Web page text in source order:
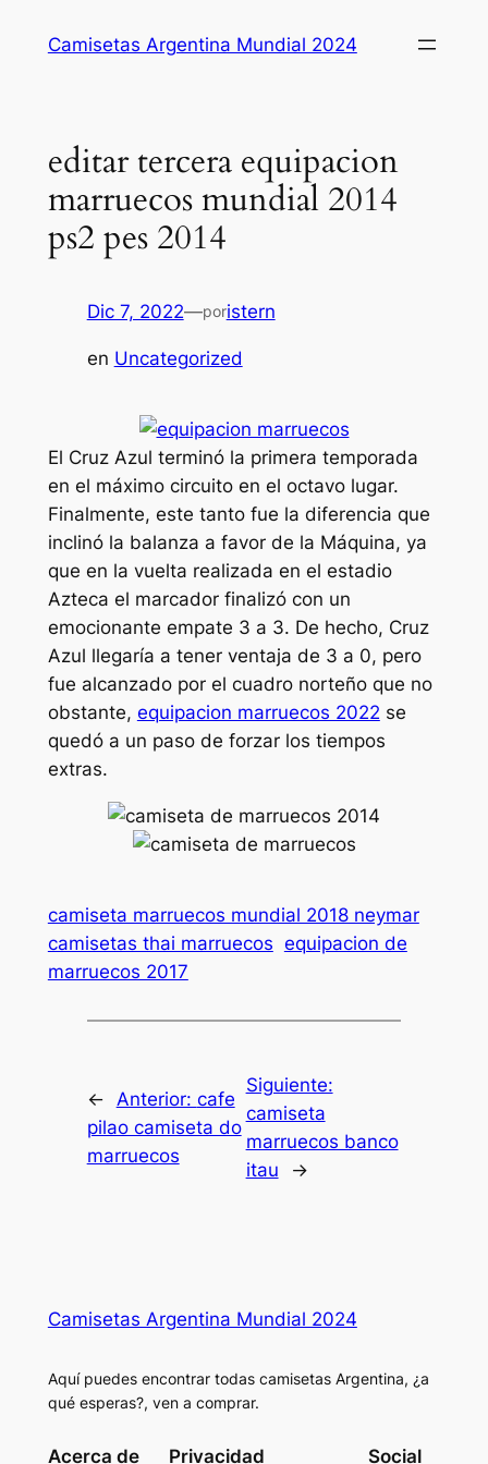
Camisetas Argentina Mundial 2024
editar tercera equipacion
marruecos mundial 2014
ps2 pes 2014
Dic 7, 2022—poristern
en Uncategorized
El Cruz Azul terminó la primera temporada
en el máximo circuito en el octavo lugar.
Finalmente, este tanto fue la diferencia que
inclinó la balanza a favor de la Máquina, ya
que en la vuelta realizada en el estadio
Azteca el marcador finalizó con un
emocionante empate 3 a 3. De hecho, Cruz
Azul llegaría a tener ventaja de 3 a 0, pero
fue alcanzado por el cuadro norteño que no
obstante, equipacion marruecos 2022 se
quedó a un paso de forzar los tiempos
extras.
camiseta marruecos mundial 2018 neymar
camisetas thai marruecos equipacion de
marruecos 2017
← Anterior: cafe
pilao camiseta do
marruecos
Siguiente:
camiseta
marruecos banco
itau
→
Camisetas Argentina Mundial 2024
Aquí puedes encontrar todas camisetas Argentina, ¿a
qué esperas?, ven a comprar.
Acerca de Privacidad Social